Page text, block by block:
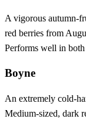
A vigorous autumn-
red berries from
Performs well in
Boyne
An extremely cold-
Medium-sized, dark